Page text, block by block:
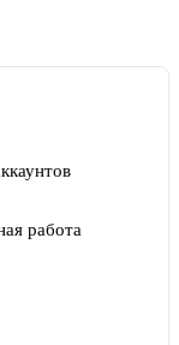
работа